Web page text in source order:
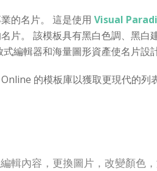
的名片。 這是使用 Visual
片。 該模板具有黑白色調、黑
編輯器和海量圖形資產使名片設
的模板庫以獲取更現代的列
輯內容，更換圖片，改變顏色，